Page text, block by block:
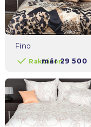
Fino
Raktáron
már29 500